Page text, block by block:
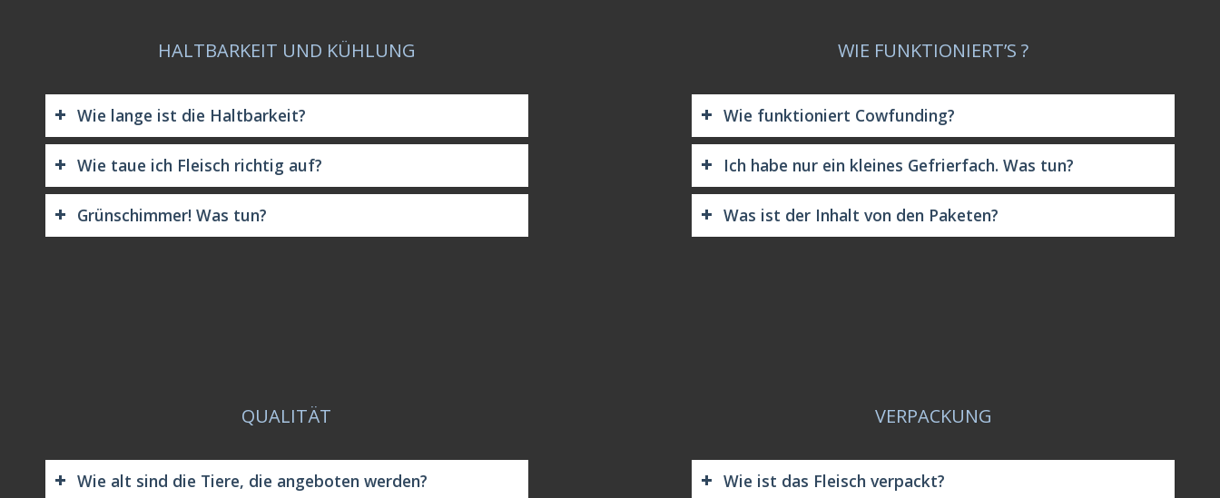
HALTBARKEIT UND KÜHLUNG
Wie lange ist die Haltbarkeit?
Wie taue ich Fleisch richtig auf?
Grünschimmer! Was tun?
WIE FUNKTIONIERT’S ?
Wie funktioniert Cowfunding?
Ich habe nur ein kleines Gefrierfach. Was tun?
Was ist der Inhalt von den Paketen?
QUALITÄT
Wie alt sind die Tiere, die angeboten werden?
VERPACKUNG
Wie ist das Fleisch verpackt?